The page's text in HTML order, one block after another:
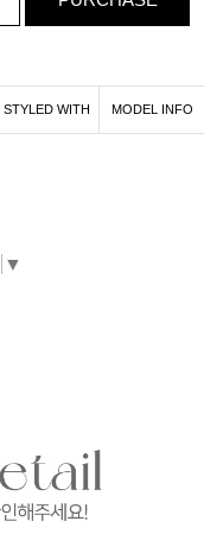
STYLED WITH MODEL INFO
▼